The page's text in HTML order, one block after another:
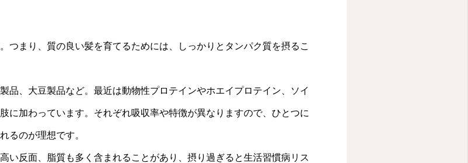
つまり、質の良い髪を育てるためには、しっかりとタンパク質を摂るこ
品、大豆製品など。最近は動物性プロテインやホエイプロテイン、ソイ
に加わっています。それぞれ吸収率や特徴が異なりますので、ひとつに
るのが理想です。
い反面、脂質も多く含まれることがあり、摂り過ぎると生活習慣病リス